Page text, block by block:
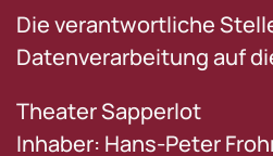
Die verantwortliche
Datenverarbeitung auf
Theater Sapperlot
Inhaber: Hans-Peter